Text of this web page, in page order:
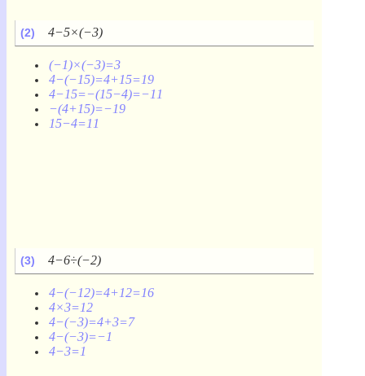
(2) 4−5×(−3)
(−1)×(−3)=3
4−(−15)=4+15=19
4−15=−(15−4)=−11
−(4+15)=−19
15−4=11
(3) 4−6÷(−2)
4−(−12)=4+12=16
4×3=12
4−(−3)=4+3=7
4−(−3)=−1
4−3=1